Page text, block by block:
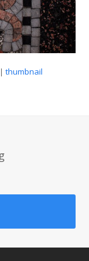
|thumbnail